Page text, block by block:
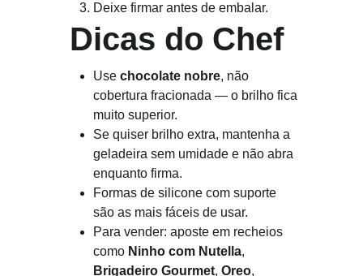
Deixe firmar antes de embalar.
Dicas do Chef
Use chocolate nobre, não
cobertura fracionada — o brilho fica
muito superior.
Se quiser brilho extra, mantenha a
geladeira sem umidade e não abra
enquanto firma.
Formas de silicone com suporte
são as mais fáceis de usar.
Para vender: aposte em recheios
como Ninho com Nutella,
Brigadeiro Gourmet, Oreo,